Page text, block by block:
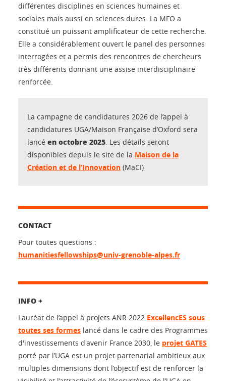
différentes disciplines en sciences humaines et
sociales mais aussi en sciences dures. La MFO a
constitué un puissant amplificateur de cette recherche.
Elle a considérablement ouvert le panel des personnes
interrogées et a permis des rencontres de chercheurs
très différents donnant une assise interdisciplinaire
renforcée.
La campagne de candidatures 2026 de l’appel à
candidatures UGA/Maison Française d’Oxford sera
lancé en octobre 2025. Les détails seront
disponibles depuis le site de la Maison de la
Création et de l’Innovation (MaCI)
CONTACT
Pour toutes questions :
humanitiesfellowships@univ-grenoble-alpes.fr
INFO +
Lauréat de l’appel à projets ANR 2022 ExcellencES sous
toutes ses formes lancé dans le cadre des Programmes
d'investissements d'avenir France 2030, le projet GATES
porté par l’UGA est un projet partenarial ambitieux aux
multiples dimensions dont l’objectif est de renforcer la